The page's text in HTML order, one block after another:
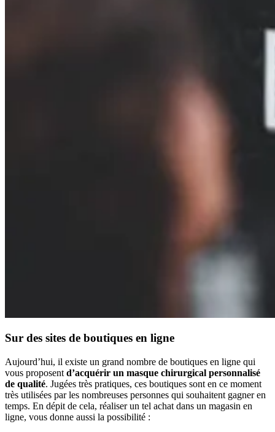
Sur des sites de boutiques en ligne
Aujourd’hui, il existe un grand nombre de boutiques en ligne qui
vous proposent d’acquérir un masque chirurgical personnalisé
de qualité. Jugées très pratiques, ces boutiques sont en ce moment
très utilisées par les nombreuses personnes qui souhaitent gagner en
temps. En dépit de cela, réaliser un tel achat dans un magasin en
ligne, vous donne aussi la possibilité :